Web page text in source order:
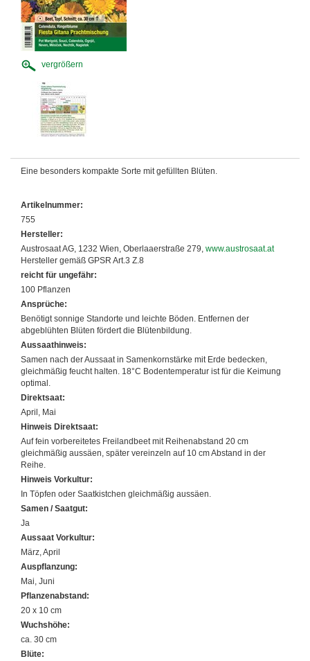
vergrößern
Eine besonders kompakte Sorte mit gefüllten Blüten.
Artikelnummer:
755
Hersteller:
Austrosaat AG, 1232 Wien, Oberlaaerstraße 279, www.austrosaat.at
Hersteller gemäß GPSR Art.3 Z.8
reicht für ungefähr:
100 Pflanzen
Ansprüche:
Benötigt sonnige Standorte und leichte Böden. Entfernen der
abgeblühten Blüten fördert die Blütenbildung.
Aussaathinweis:
Samen nach der Aussaat in Samenkornstärke mit Erde bedecken,
gleichmäßig feucht halten. 18°C Bodentemperatur ist für die Keimung
optimal.
Direktsaat:
April, Mai
Hinweis Direktsaat:
Auf fein vorbereitetes Freilandbeet mit Reihenabstand 20 cm
gleichmäßig aussäen, später vereinzeln auf 10 cm Abstand in der
Reihe.
Hinweis Vorkultur:
In Töpfen oder Saatkistchen gleichmäßig aussäen.
Samen / Saatgut:
Ja
Aussaat Vorkultur:
März, April
Auspflanzung:
Mai, Juni
Pflanzenabstand:
20 x 10 cm
Wuchshöhe:
ca. 30 cm
Blüte: